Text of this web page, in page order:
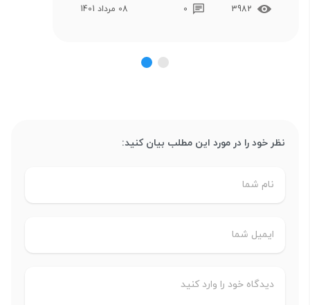
3982
0 08 مرداد 1401
نظر خود را در مورد این مطلب بیان کنید: